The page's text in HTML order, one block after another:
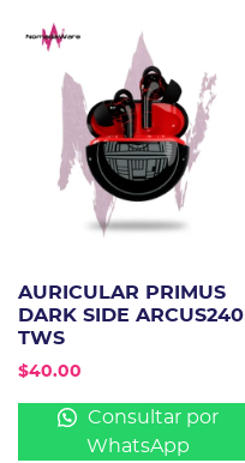
AURICULAR PRIMUS
DARK SIDE ARCUS240
TWS
$40.00
Consultar por
WhatsApp